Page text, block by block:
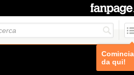
Comincia
da qui!